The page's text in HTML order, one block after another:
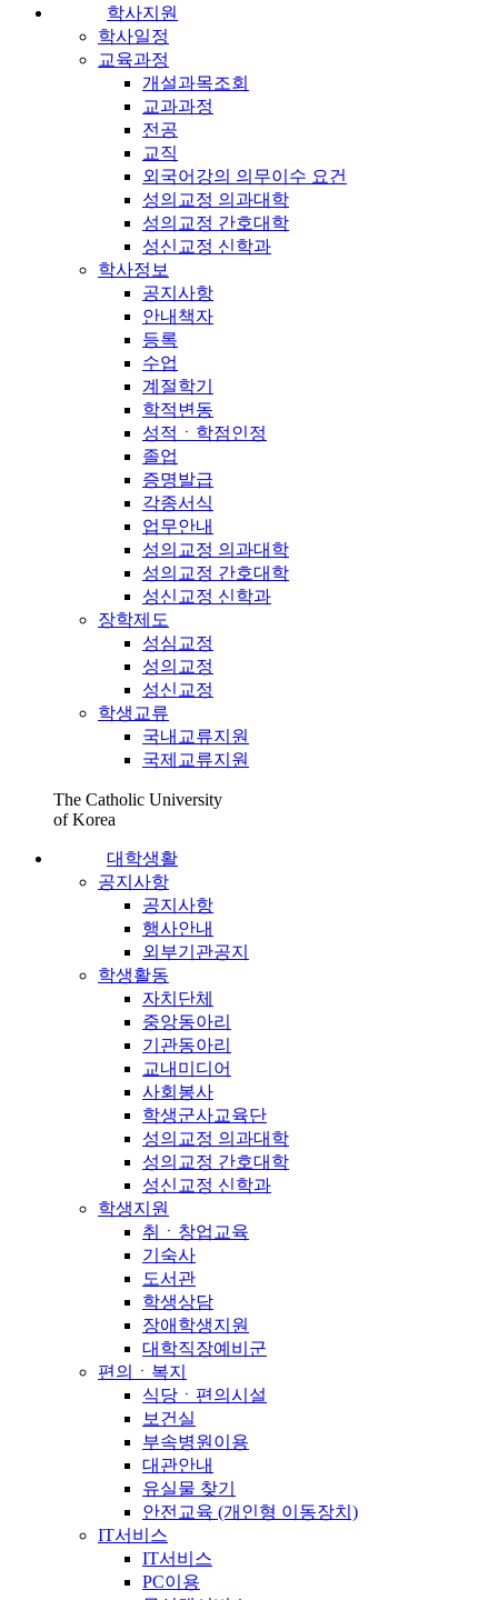
학사지원
학사일정
교육과정
개설과목조회
교과과정
전공
교직
외국어강의 의무이수 요건
성의교정 의과대학
성의교정 간호대학
성신교정 신학과
학사정보
공지사항
안내책자
등록
수업
계절학기
학적변동
성적ㆍ학점인정
졸업
증명발급
각종서식
업무안내
성의교정 의과대학
성의교정 간호대학
성신교정 신학과
장학제도
성심교정
성의교정
성신교정
학생교류
국내교류지원
국제교류지원
The Catholic University
of Korea
대학생활
공지사항
공지사항
행사안내
외부기관공지
학생활동
자치단체
중앙동아리
기관동아리
교내미디어
사회봉사
학생군사교육단
성의교정 의과대학
성의교정 간호대학
성신교정 신학과
학생지원
취ㆍ창업교육
기숙사
도서관
학생상담
장애학생지원
대학직장예비군
편의ㆍ복지
식당ㆍ편의시설
보건실
부속병원이용
대관안내
유실물 찾기
안전교육 (개인형 이동장치)
IT서비스
IT서비스
PC이용